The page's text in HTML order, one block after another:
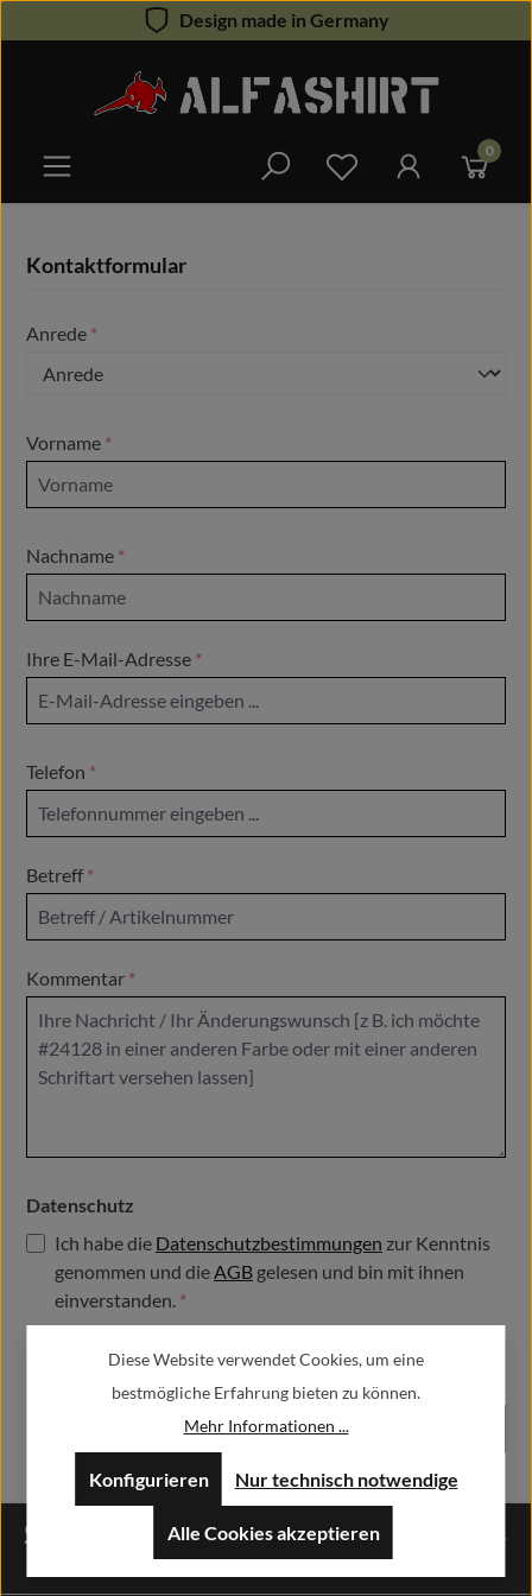
Zum Hauptinhalt springenDesign made in Germany
Du hast 0 0
Kontaktformular
Anrede *
Vorname *
Nachname *
Ihre E-Mail-Adresse *
Telefon *
Betreff *
Kommentar *
Datenschutz
Ich habe die Datenschutzbestimmungen zur Kenntnis
genommen und dieAGB gelesen und bin mit ihnen
einverstanden. *
Service-Hotline
Diese Website verwendet Cookies, um eine
bestmögliche Erfahrung bieten zu können.
Mehr Informationen ...
Nur technisch notwendige
Konfigurieren
Alle Cookies akzeptieren